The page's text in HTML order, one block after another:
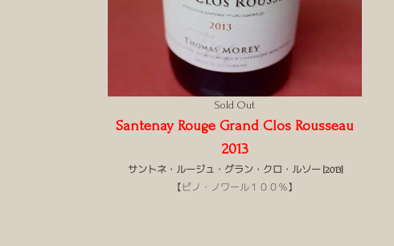
Sold Out
Santenay Rouge Grand Clos Rousseau
2013
サントネ・ルージュ・グラン・クロ・ルソー [2013]
【ピノ・ノワール１００％】